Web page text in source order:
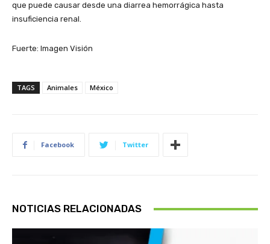
que puede causar desde una diarrea hemorrágica hasta
insuficiencia renal.
Fuerte: Imagen Visión
TAGS Animales México
Facebook Twitter
NOTICIAS RELACIONADAS